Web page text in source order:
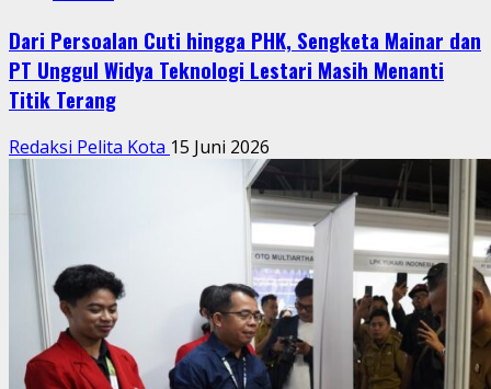
Dari Persoalan Cuti hingga PHK, Sengketa Mainar dan
PT Unggul Widya Teknologi Lestari Masih Menanti
Titik Terang
Redaksi Pelita Kota 15 Juni 2026